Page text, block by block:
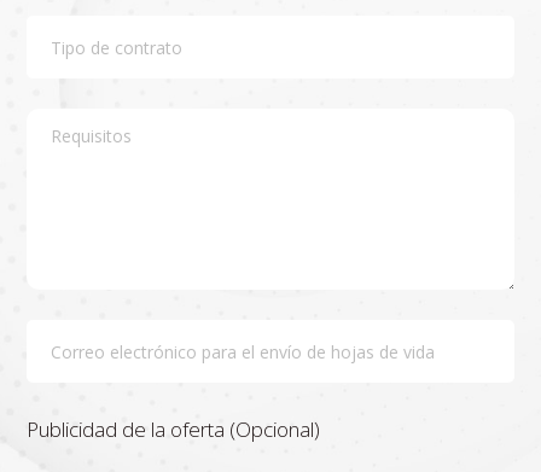
Publicidad de la oferta (Opcional)